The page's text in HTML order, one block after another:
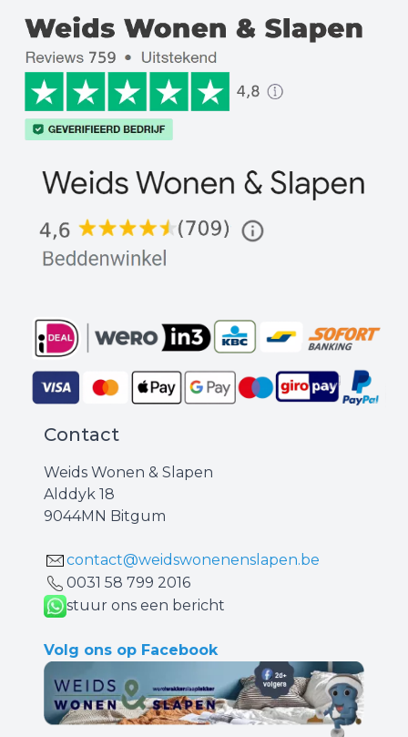
Contact
Weids Wonen & Slapen
Alddyk 18
9044MN Bitgum
contact@weidswonenenslapen.be
0031 ‪58 799 2016‬
stuur ons een bericht
Volg ons op Facebook